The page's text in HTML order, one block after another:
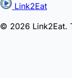
Link2Eat
© 2026 Link2Eat.